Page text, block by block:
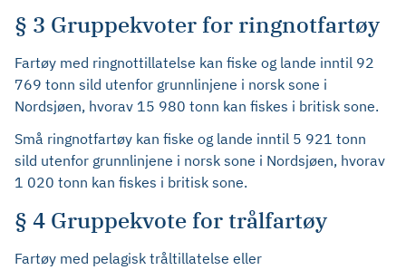
§ 3 Gruppekvoter for ringnotfartøy
Fartøy med ringnottillatelse kan fiske og lande inntil 92
769 tonn sild utenfor grunnlinjene i norsk sone i
Nordsjøen, hvorav 15 980 tonn kan fiskes i britisk sone.
Små ringnotfartøy kan fiske og lande inntil 5 921 tonn
sild utenfor grunnlinjene i norsk sone i Nordsjøen, hvorav
1 020 tonn kan fiskes i britisk sone.
§ 4 Gruppekvote for trålfartøy
Fartøy med pelagisk tråltillatelse eller